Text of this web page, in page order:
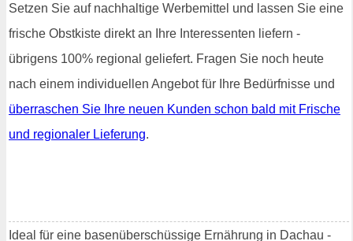
Setzen Sie auf nachhaltige Werbemittel und lassen Sie eine
frische Obstkiste direkt an Ihre Interessenten liefern -
übrigens 100% regional geliefert. Fragen Sie noch heute
nach einem individuellen Angebot für Ihre Bedürfnisse und
überraschen Sie Ihre neuen Kunden schon bald mit Frische
und regionaler Lieferung.
Ideal für eine basenüberschüssige Ernährung in Dachau -